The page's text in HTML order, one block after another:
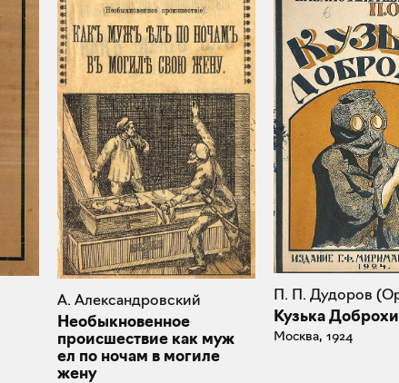
А. Александровский
Необыкновенное
происшествие как муж
ел по ночам в могиле
жену
П. П. Дудоров
Кузька
Москва, 1924